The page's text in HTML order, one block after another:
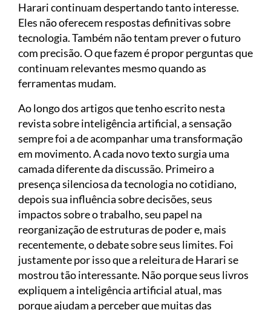
Harari continuam despertando tanto interesse.
Eles não oferecem respostas definitivas sobre
tecnologia. Também não tentam prever o futuro
com precisão. O que fazem é propor perguntas que
continuam relevantes mesmo quando as
ferramentas mudam.
Ao longo dos artigos que tenho escrito nesta
revista sobre inteligência artificial, a sensação
sempre foi a de acompanhar uma transformação
em movimento. A cada novo texto surgia uma
camada diferente da discussão. Primeiro a
presença silenciosa da tecnologia no cotidiano,
depois sua influência sobre decisões, seus
impactos sobre o trabalho, seu papel na
reorganização de estruturas de poder e, mais
recentemente, o debate sobre seus limites. Foi
justamente por isso que a releitura de Harari se
mostrou tão interessante. Não porque seus livros
expliquem a inteligência artificial atual, mas
porque ajudam a perceber que muitas das